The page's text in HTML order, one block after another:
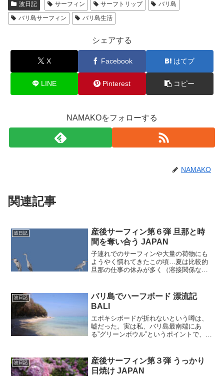
波日記 サーフィン サーフトリップ
バリ島
バリ島サーフィン
バリ島生活
シェアする
X Facebook はてブ
LINE Pinterest コピー
NAMAKOをフォローする
NAMAKO
関連記事
波日記
産後サーフィン第６弾 旦那と時
間を奪い合う JAPAN
子連れでのサーフィンや大量の荷物にも
ようやく慣れてきたこの頃…夏は比較的
旦那の仕事の休みが多く（溶接関係なの
のだが、私たちが海に入る時間を譲り合
うはずも無く、予想通りに...
波日記
バリ島でハーフボード 漂流記
BALI
エポキシボードが折れないという噂は、
嘘だった。実は私、バリ島最南端にあ
る”グリーンボウル”というポイントで、何
かそう…でも乗れそう…」と思ったのが
間違い。誰もいない海で...
波日記
産後サーフィン第３弾 うっかり
日焼け JAPAN